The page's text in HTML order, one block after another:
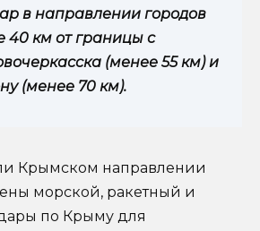
в направлении городов
40 км от границы с
(менее 55 км) и
(менее 70 км).
Крымском направлении
морской, ракетный и
по Крыму для